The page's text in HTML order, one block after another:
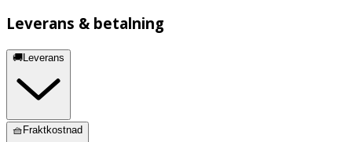
Leverans & betalning
🚚Leverans
🧺Fraktkostnad